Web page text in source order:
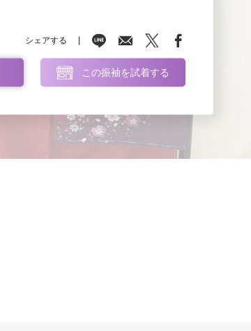
シェアする
この振袖を試着する